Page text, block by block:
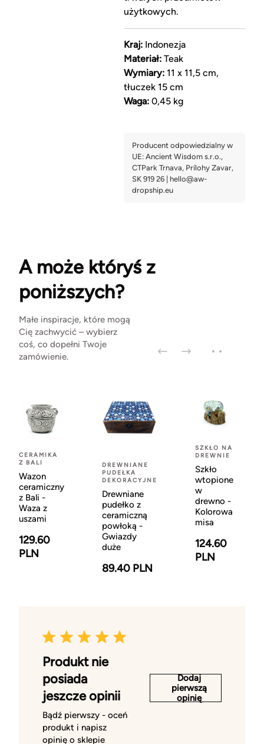
użytkowych.
Kraj:Indonezja
Materiał:Teak
Wymiary:11 x 11,5 cm,
tłuczek 15 cm
Waga:0,45 kg
A może któryś z
poniższych?
Małe inspiracje, które mogą
Cię zachwycić – wybierz
coś, co dopełni Twoje
zamówienie.
CERAMIKA
Z BALI
Wazon
ceramiczny
z Bali -
Waza z
uszami
129.60
PLN
DREWNIANE
PUDEŁKA
DEKORACYJNE
Drewniane
pudełko z
ceramiczną
powłoką -
Gwiazdy
duże
89.40 PLN
SZKŁO NA
DREWNIE
Szkło
wtopione
w
drewno -
Kolorowa
misa
124.60
PLN
Produkt nie
posiada
jeszcze opinii
Bądź pierwszy - oceń
produkt i napisz
opinię o sklepie
Dodaj
pierwszą
opinię